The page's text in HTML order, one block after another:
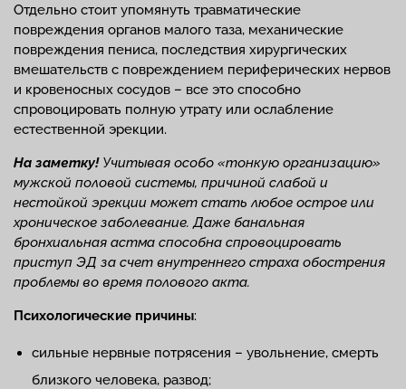
Отдельно стоит упомянуть травматические
повреждения органов малого таза, механические
повреждения пениса, последствия хирургических
вмешательств с повреждением периферических нервов
и кровеносных сосудов – все это способно
спровоцировать полную утрату или ослабление
естественной эрекции.
На заметку!Учитывая особо «тонкую организацию»
мужской половой системы, причиной слабой и
нестойкой эрекции может стать любое острое или
хроническое заболевание. Даже банальная
бронхиальная астма способна спровоцировать
приступ ЭД за счет внутреннего страха обострения
проблемы во время полового акта.
Психологические причины:
сильные нервные потрясения – увольнение, смерть
близкого человека, развод;